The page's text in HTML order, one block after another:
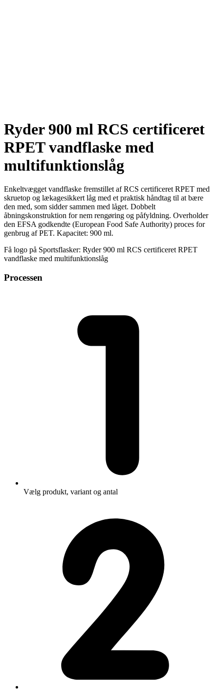
Ryder 900 ml RCS certificeret
RPET vandflaske med
multifunktionslåg
Enkeltvægget vandflaske fremstillet af RCS certificeret RPET med
skruetop og lækagesikkert låg med et praktisk håndtag til at bære
den med, som sidder sammen med låget. Dobbelt
åbningskonstruktion for nem rengøring og påfyldning. Overholder
den EFSA godkendte (European Food Safe Authority) proces for
genbrug af PET. Kapacitet: 900 ml.
Få logo på Sportsflasker: Ryder 900 ml RCS certificeret RPET
vandflaske med multifunktionslåg
Processen
Vælg produkt, variant og antal